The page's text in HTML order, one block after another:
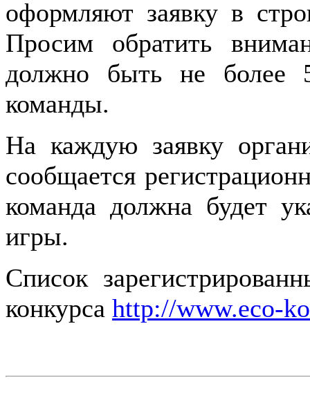
оформляют заявку в
Просим обратить
должно быть не более
команды.
На каждую заявку
сообщается
команда должна будет
игры.
Список
конкурса http://www.eco-